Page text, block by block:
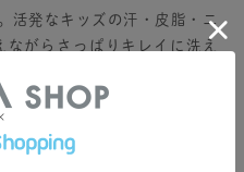
活発なキッズの汗・皮脂・ニ
がらさっぱりキレイに洗え
パサつく髪にうるおいを与え